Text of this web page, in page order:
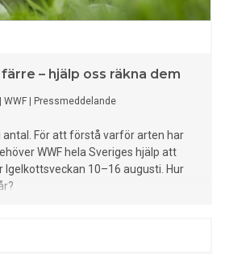
– hjälp oss räkna dem
WWF Pressmeddelande
antal. För att förstå varför arten har
WWF hela Sveriges hjälp att
Igelkottsveckan 10–16 augusti. Hur